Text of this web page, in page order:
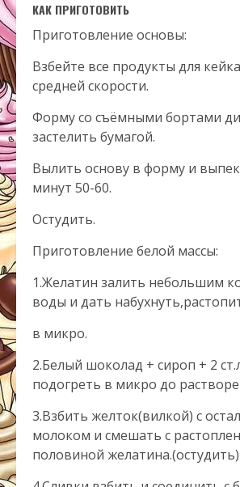
КАК ПРИГОТОВИТЬ
Приготовление основы:
Взбейте все продукты для
средней скорости.
Форму со съёмными бортами
застелить бумагой.
Вылить основу в форму и
минут 50-60.
Остудить.
Приготовление белой массы:
1.Желатин залить небольшим
воды и дать
в микро.
2.Белый шоколад + сироп + 2
подогреть в микро до
3.Взбить желток(вилкой) с
молоком и смешать с
половиной желатина.(остудить)